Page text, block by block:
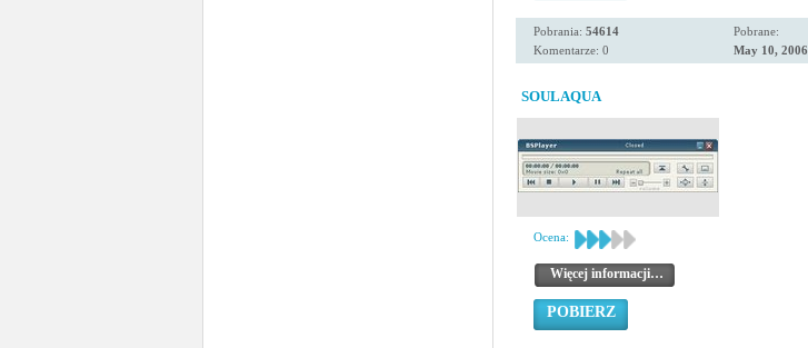
Pobrania: 54614
Komentarze: 0
Pobrane:
May 10, 2006
SOULAQUA
Ocena:
Więcej informacji…
POBIERZ